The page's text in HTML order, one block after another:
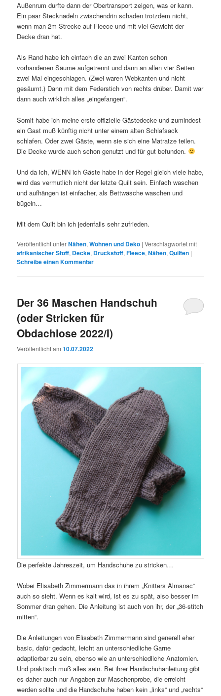
Außenrum durfte dann der Obertransport zeigen, was er kann.
Ein paar Stecknadeln zwischendrin schaden trotzdem nicht,
wenn man 2m Strecke auf Fleece und mit viel Gewicht der
Decke dran hat.
Als Rand habe ich einfach die an zwei Kanten schon
vorhandenen Säume aufgetrennt und dann an allen vier Seiten
zwei Mal eingeschlagen. (Zwei waren Webkanten und nicht
gesäumt.) Dann mit dem Federstich von rechts drüber. Damit war
dann auch wirklich alles „eingefangen“.
Somit habe ich meine erste offizielle Gästedecke und zumindest
ein Gast muß künftig nicht unter einem alten Schlafsack
schlafen. Oder zwei Gäste, wenn sie sich eine Matratze teilen.
Die Decke wurde auch schon genutzt und für gut befunden.
Und da ich, WENN ich Gäste habe in der Regel gleich viele habe,
wird das vermutlich nicht der letzte Quilt sein. Einfach waschen
und aufhängen ist einfacher, als Bettwäsche waschen und
bügeln…
Mit dem Quilt bin ich jedenfalls sehr zufrieden.
Veröffentlicht unterNähen,Wohnen und Deko |Verschlagwortet mit
afrikanischer Stoff, Decke, Druckstoff,Fleece,Nähen,Quilten |
Schreibe einen Kommentar
Der 36 Maschen Handschuh
(oder Stricken für
Obdachlose 2022/I)
Veröffentlicht am10.07.2022
Die perfekte Jahreszeit, um Handschuhe zu stricken…
Wobei Elisabeth Zimmermann das in ihrem „Knitters Almanac“
auch so sieht. Wenn es kalt wird, ist es zu spät, also besser im
Sommer dran gehen. Die Anleitung ist auch von ihr, der „36-stitch
mitten“.
Die Anleitungen von Elisabeth Zimmermann sind generell eher
basic, dafür gedacht, leicht an unterschiedliche Garne
adaptierbar zu sein, ebenso wie an unterschiedliche Anatomien.
Und praktisch muß alles sein. Bei ihrer Handschuhanleitung gibt
es daher auch nur Angaben zur Maschenprobe, die erreicht
werden sollte und die Handschuhe haben kein „links“ und „rechts“